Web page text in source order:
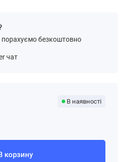
порахуємо безкоштовно
чат
В наявності
корзину